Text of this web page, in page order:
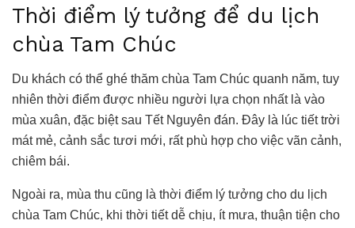
Thời điểm lý tưởng để du lịch
chùa Tam Chúc
Du khách có thể ghé thăm chùa Tam Chúc quanh năm, tuy
nhiên thời điểm được nhiều người lựa chọn nhất là vào
mùa xuân, đặc biệt sau Tết Nguyên đán. Đây là lúc tiết trời
mát mẻ, cảnh sắc tươi mới, rất phù hợp cho việc vãn cảnh,
chiêm bái.
Ngoài ra, mùa thu cũng là thời điểm lý tưởng cho du lịch
chùa Tam Chúc, khi thời tiết dễ chịu, ít mưa, thuận tiện cho